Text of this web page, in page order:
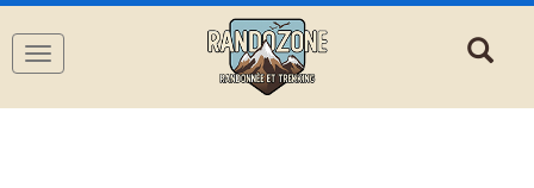
Navigation